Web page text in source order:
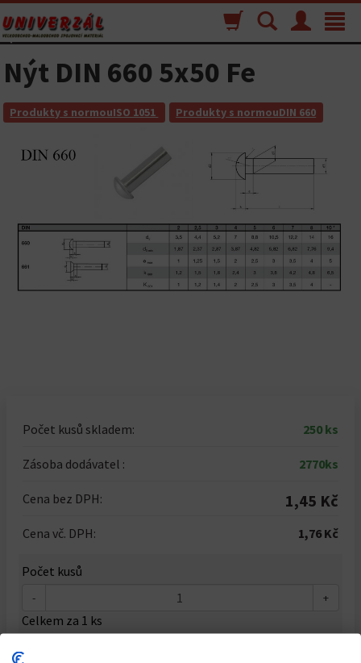
Toggle
Menu
Vyhľadávanie
Nákupný
košík
Nýt DIN 660 5x50 Fe
Produkty s normouISO 1051 Produkty s normouDIN 660
Počet kusů skladem: 250 ks
Zásoba dodávatel : 2770ks
Cena bez DPH: 1,45 Kč
Cena vč. DPH: 1,76 Kč
Počet kusů
- +
Celkem za 1 ks